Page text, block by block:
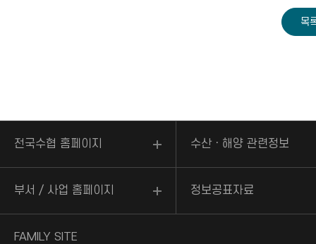
전국수협 홈페이지 수산ㆍ해양 관련정보
부서 / 사업 홈페이지 정보공표자료
FAMILY SITE